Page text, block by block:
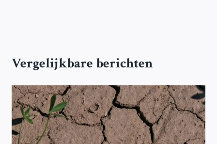
Vergelijkbare berichten